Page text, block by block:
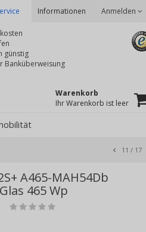
Informationen Anmelden
günstig
Banküberweisung
Warenkorb
Ihr Warenkorb ist leer
11 / 17
A465-MAH54Db
465 Wp